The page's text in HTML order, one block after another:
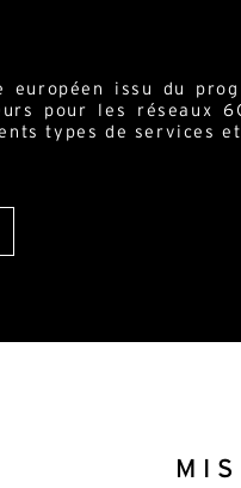
européen issu du
pour les réseaux
types de services